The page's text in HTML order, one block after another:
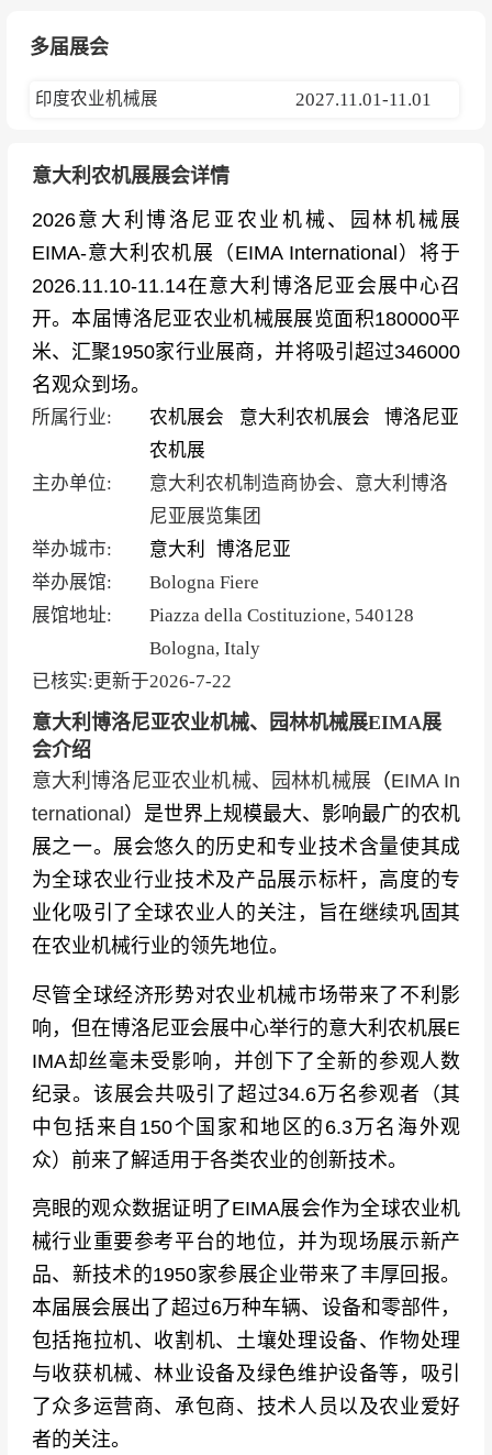
多届展会
印度农业机械展 2027.11.01-11.01
意大利农机展展会详情
2026意大利博洛尼亚农业机械、园林机械展
EIMA-意大利农机展（EIMA International）将于
2026.11.10-11.14在意大利博洛尼亚会展中心召
开。本届博洛尼亚农业机械展展览面积180000平
米、汇聚1950家行业展商，并将吸引超过346000
名观众到场。
所属行业: 农机展会 意大利农机展会
博洛尼亚
农机展
主办单位:
意大利农机制造商协会、意大利博洛
尼亚展览集团
举办城市:
意大利
博洛尼亚
举办展馆:
Bologna Fiere
展馆地址:
Piazza della Costituzione, 540128
Bologna, Italy
已核实:更新于2026-7-22
意大利博洛尼亚农业机械、园林机械展EIMA展
会介绍
意大利博洛尼亚农业机械、园林机械展 （EIMA In
ternational ）是世界上规模最大、影响最广的农机
展之一。展会悠久的历史和专业技术含量使其成
为全球农业行业技术及产品展示标杆，高度的专
业化吸引了全球农业人的关注，旨在继续巩固其
在农业机械行业的领先地位。
尽管全球经济形势对农业机械市场带来了不利影
响，但在博洛尼亚会展中心举行的意大利农机展E
IMA却丝毫未受影响，并创下了全新的参观人数
纪录。该展会共吸引了超过34.6万名参观者（其
中包括来自150个国家和地区的6.3万名海外观
众）前来了解适用于各类农业的创新技术。
亮眼的观众数据证明了EIMA展会作为全球农业机
械行业重要参考平台的地位，并为现场展示新产
品、新技术的1950家参展企业带来了丰厚回报。
本届展会展出了超过6万种车辆、设备和零部件，
包括拖拉机、收割机、土壤处理设备、作物处理
与收获机械、林业设备及绿色维护设备等，吸引
了众多运营商、承包商、技术人员以及农业爱好
者的关注。